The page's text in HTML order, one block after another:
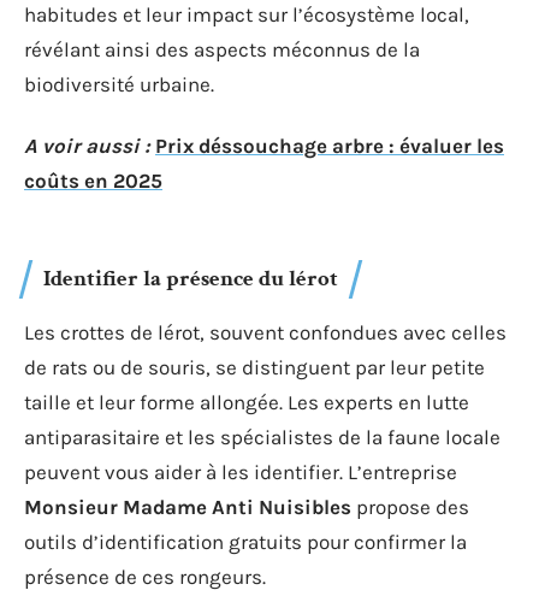
habitudes et leur impact sur l’écosystème local,
révélant ainsi des aspects méconnus de la
biodiversité urbaine.
A voir aussi : Prix déssouchage arbre : évaluer les
coûts en 2025
Identifier la présence du lérot
Les crottes de lérot, souvent confondues avec celles
de rats ou de souris, se distinguent par leur petite
taille et leur forme allongée. Les experts en lutte
antiparasitaire et les spécialistes de la faune locale
peuvent vous aider à les identifier. L’entreprise
Monsieur Madame Anti Nuisibles propose des
outils d’identification gratuits pour confirmer la
présence de ces rongeurs.